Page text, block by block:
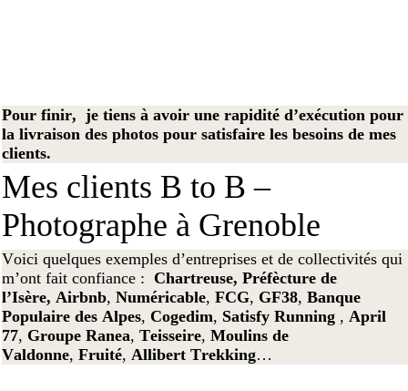
Pour finir, je tiens à avoir une rapidité d’exécution pour
la livraison des photos pour satisfaire les besoins de mes
clients.
Mes clients B to B –
Photographe à Grenoble
Voici quelques exemples d’entreprises et de collectivités qui
m’ont fait confiance : Chartreuse, Préfècture de
l’Isère, Airbnb, Numéricable, FCG, GF38, Banque
Populaire des Alpes, Cogedim, Satisfy Running , April
77, Groupe Ranea, Teisseire, Moulins de
Valdonne, Fruité, Allibert Trekking…